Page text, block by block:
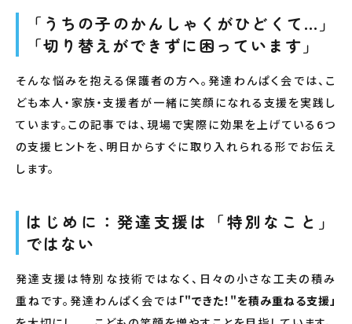
「うちの子のかんしゃくがひどくて…」
「切り替えができずに困っています」
そんな悩みを抱える保護者の方へ。発達わんぱく会では、こ
ども本人・家族・支援者が一緒に笑顔になれる支援を実践し
ています。この記事では、現場で実際に効果を上げている6つ
の支援ヒントを、明日からすぐに取り入れられる形でお伝え
します。
はじめに：発達支援は「特別なこと」
ではない
発達支援は特別な技術ではなく、日々の小さな工夫の積み
重ねです。発達わんぱく会では 「"できた！"を積み重ねる支援」